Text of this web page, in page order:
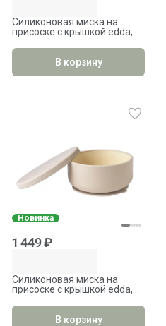
Силиконовая миска на
присоске с крышкой edda,
В корзину
Новинка
1 449 ₽
Силиконовая миска на
присоске с крышкой edda,
В корзину